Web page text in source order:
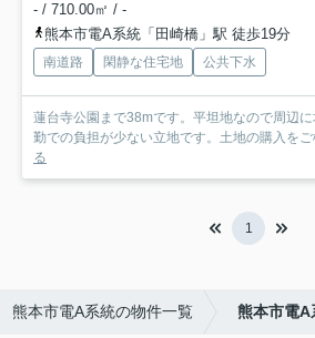
- / 710.00㎡ / -
熊本市電A系統「田崎橋」駅 徒歩19分
南道路 閑静な住宅地 公共下水
蓮台寺公園まで38mです。平坦地なので周辺
勤での負担が少ない立地です。土地の購入を
る
1
熊本市電A系統の物件一覧 熊本市電A